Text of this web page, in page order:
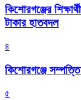
কিশোরগঞ্জের
টাকার হাতবদল
৪
কিশোরগঞ্জে সম্পত্তি
৫